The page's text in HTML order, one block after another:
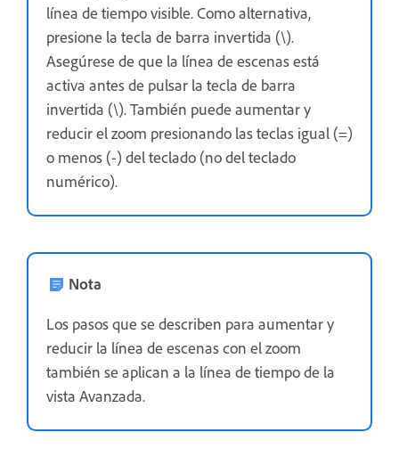
línea de tiempo visible. Como alternativa,
presione la tecla de barra invertida (\).
Asegúrese de que la línea de escenas está
activa antes de pulsar la tecla de barra
invertida (\). También puede aumentar y
reducir el zoom presionando las teclas igual (=)
o menos (-) del teclado (no del teclado
numérico).
Nota
Los pasos que se describen para aumentar y
reducir la línea de escenas con el zoom
también se aplican a la línea de tiempo de la
vista Avanzada.